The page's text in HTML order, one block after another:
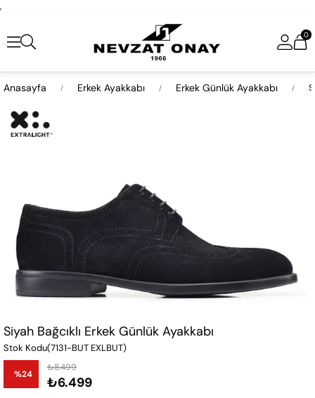
,
0
Anasayfa Erkek Ayakkabı Erkek Günlük Ayakkabı
Siyah Bağcıklı Erkek Günlük Ayakkabı
Stok Kodu(7131-BUT EXLBUT)
%24
İndirim
₺8.499
₺6.499